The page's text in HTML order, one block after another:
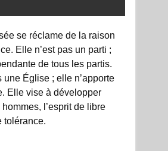
se réclame de la raison
Elle n’est pas un parti ;
de tous les partis.
une Église ; elle n’apporte
Elle vise à développer
l’esprit de libre
tolérance.